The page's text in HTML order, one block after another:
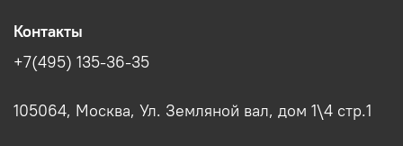
Контакты
+7(495) 135-36-35
105064, Москва, Ул. Земляной вал, дом 1\4 стр.1